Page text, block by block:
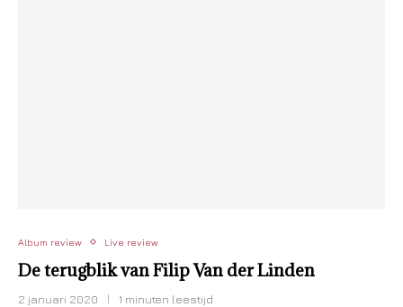
Album review Live review
De terugblik van Filip Van der Linden
2 januari 2020 1 minuten leestijd